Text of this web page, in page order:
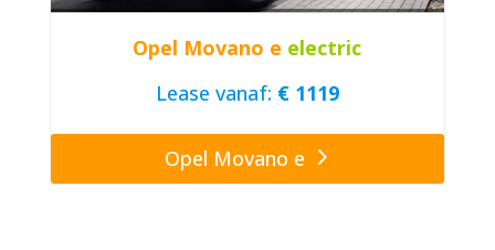
Opel Movano e electric
Lease vanaf: € 1119
Opel Movano e